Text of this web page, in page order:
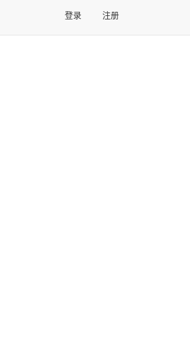
登录 注册